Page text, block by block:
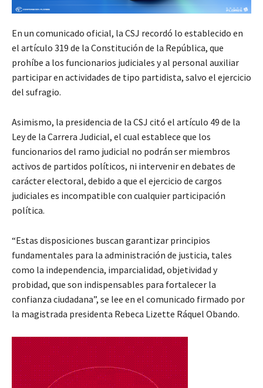
En un comunicado oficial, la CSJ recordó lo establecido en
el artículo 319 de la Constitución de la República, que
prohíbe a los funcionarios judiciales y al personal auxiliar
participar en actividades de tipo partidista, salvo el ejercicio
del sufragio.
Asimismo, la presidencia de la CSJ citó el artículo 49 de la
Ley de la Carrera Judicial, el cual establece que los
funcionarios del ramo judicial no podrán ser miembros
activos de partidos políticos, ni intervenir en debates de
carácter electoral, debido a que el ejercicio de cargos
judiciales es incompatible con cualquier participación
política.
“Estas disposiciones buscan garantizar principios
fundamentales para la administración de justicia, tales
como la independencia, imparcialidad, objetividad y
probidad, que son indispensables para fortalecer la
confianza ciudadana”, se lee en el comunicado firmado por
la magistrada presidenta Rebeca Lizette Ráquel Obando.